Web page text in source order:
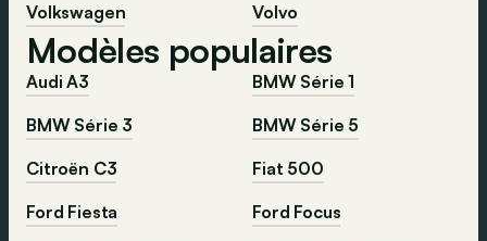
Volkswagen
Volvo
Modèles populaires
Audi A3
BMW Série 1
BMW Série 3
BMW Série 5
Citroën C3
Fiat 500
Ford Fiesta
Ford Focus